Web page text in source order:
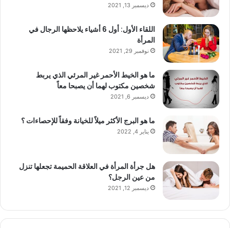
ديسمبر 13, 2021
اللقاء الأول: أول 6 أشياء يلاحظها الرجال في
المرأة
نوفمبر 29, 2021
ما هو الخيط الأحمر غير المرئي الذي يربط
شخصين مكتوب لهما أن يصبحا معاً
ديسمبر 6, 2021
ما هو البرج الأكثر ميلاً للخيانة وفقاً للإحصاءات ؟
يناير 4, 2022
هل جرأة المرأة في العلاقة الحميمة تجعلها تنزل
من عين الرجل؟
ديسمبر 12, 2021